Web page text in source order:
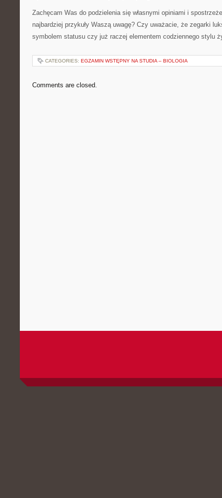
Zachęcam Was do podzielenia się własnymi opiniami i
najbardziej przykuły Waszą uwagę? Czy uważacie, że zegarki
symbolem statusu czy już raczej elementem codziennego stylu
CATEGORIES: EGZAMIN WSTĘPNY NA STUDIA – BIOLOGIA
Comments are closed.